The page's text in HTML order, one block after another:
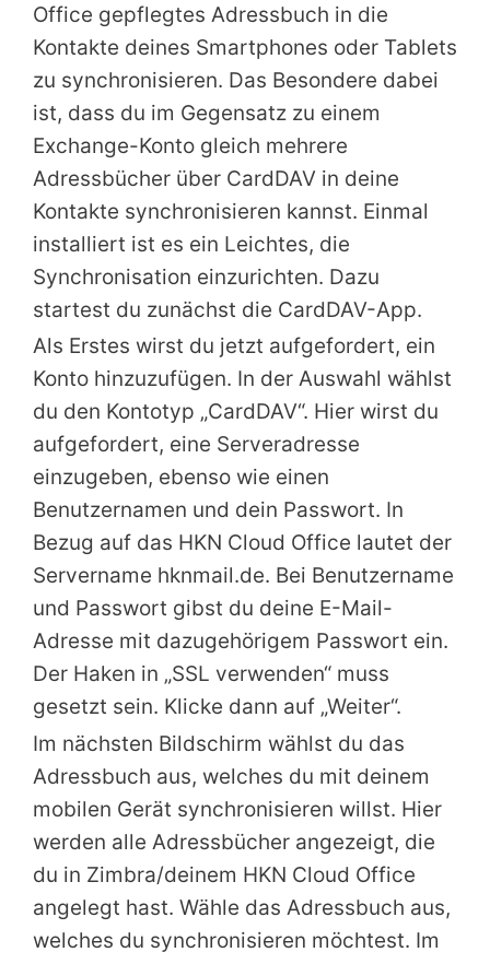
Office gepflegtes Adressbuch in die
Kontakte deines Smartphones oder Tablets
zu synchronisieren. Das Besondere dabei
ist, dass du im Gegensatz zu einem
Exchange-Konto gleich mehrere
Adressbücher über CardDAV in deine
Kontakte synchronisieren kannst. Einmal
installiert ist es ein Leichtes, die
Synchronisation einzurichten. Dazu
startest du zunächst die CardDAV-App.
Als Erstes wirst du jetzt aufgefordert, ein
Konto hinzuzufügen. In der Auswahl wählst
du den Kontotyp „CardDAV“. Hier wirst du
aufgefordert, eine Serveradresse
einzugeben, ebenso wie einen
Benutzernamen und dein Passwort. In
Bezug auf das HKN Cloud Office lautet der
Servername hknmail.de. Bei Benutzername
und Passwort gibst du deine E-Mail-
Adresse mit dazugehörigem Passwort ein.
Der Haken in „SSL verwenden“ muss
gesetzt sein. Klicke dann auf „Weiter“.
Im nächsten Bildschirm wählst du das
Adressbuch aus, welches du mit deinem
mobilen Gerät synchronisieren willst. Hier
werden alle Adressbücher angezeigt, die
du in Zimbra/deinem HKN Cloud Office
angelegt hast. Wähle das Adressbuch aus,
welches du synchronisieren möchtest. Im